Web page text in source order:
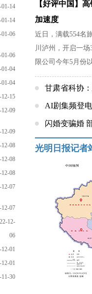
01-14
01-14
01-06
01-06
01-04
01-04
12-15
12-09
12-09
12-08
12-08
12-08
12-07
12-07
12-
06
12-01
12-01
11-30
家里分担农活的从
【好评中国】
加速度
近日，满载554名
川泸州，开启一
限公司今年5月份
部门精准对接市
甘肃省科协
AI剧集频登
闪婚变骗婚
光明日报记者